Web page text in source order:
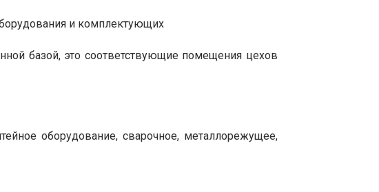
и комплектующих
базой, это соответствующие помещения цехов
оборудование, сварочное, металлорежущее,